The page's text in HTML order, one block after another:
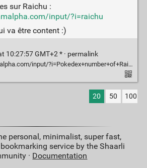
sur Raichu :
input/?i=raichu
va être content :)
10:27:57 GMT+2 * · permalink
input/?i=Pokedex+number+of+Raichu
20 50 100
personal, minimalist, super fast,
service by the Shaarli
· Documentation